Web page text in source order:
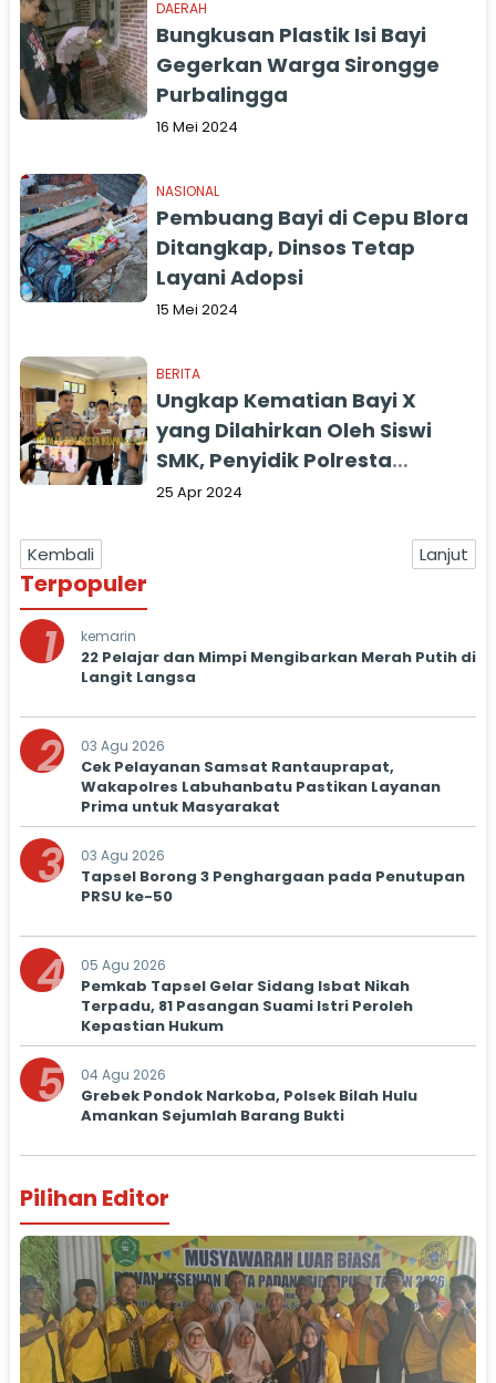
DAERAH
Bungkusan Plastik Isi Bayi
Gegerkan Warga Sirongge
Purbalingga
16 Mei 2024
NASIONAL
Pembuang Bayi di Cepu Blora
Ditangkap, Dinsos Tetap
Layani Adopsi
15 Mei 2024
BERITA
Ungkap Kematian Bayi X
yang Dilahirkan Oleh Siswi
SMK, Penyidik Polresta
Gandeng Forensik RSB
25 Apr 2024
Kembali Lanjut
Terpopuler
1 kemarin
22 Pelajar dan Mimpi Mengibarkan Merah Putih di
Langit Langsa
2 03 Agu 2026
Cek Pelayanan Samsat Rantauprapat,
Wakapolres Labuhanbatu Pastikan Layanan
Prima untuk Masyarakat
3 03 Agu 2026
Tapsel Borong 3 Penghargaan pada Penutupan
PRSU ke-50
4 05 Agu 2026
Pemkab Tapsel Gelar Sidang Isbat Nikah
Terpadu, 81 Pasangan Suami Istri Peroleh
Kepastian Hukum
5 04 Agu 2026
Grebek Pondok Narkoba, Polsek Bilah Hulu
Amankan Sejumlah Barang Bukti
Pilihan Editor